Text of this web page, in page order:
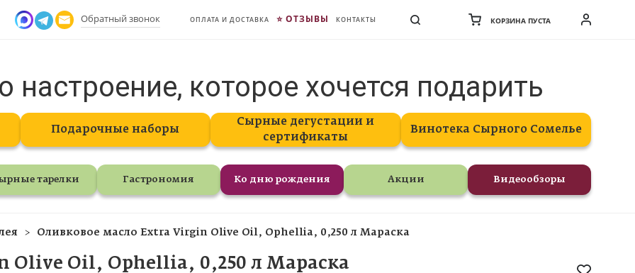
Обратный звонок ОПЛАТА И ДОСТАВКА ОТЗЫВЫ КОНТАКТЫ КОРЗИНА ПУСТА
настроение, которое хочется подарить
Подарочные наборы
Сырные дегустации и
сертификаты
Винотека Сырного Сомелье
тарелки Гастрономия Ко дню рождения Акции Видеообзоры
Оливковое масло Extra Virgin Olive Oil, Ophellia, 0,250 л Мараска
Olive Oil, Ophellia, 0,250 л Мараска